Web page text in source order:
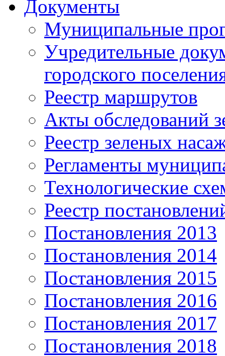
Документы
Муниципальные
Учредительные
городского
Реестр маршрутов
Акты обследований
Реестр зеленых
Регламенты
Технологические
Реестр
Постановления 2013
Постановления 2014
Постановления 2015
Постановления 2016
Постановления 2017
Постановления 2018